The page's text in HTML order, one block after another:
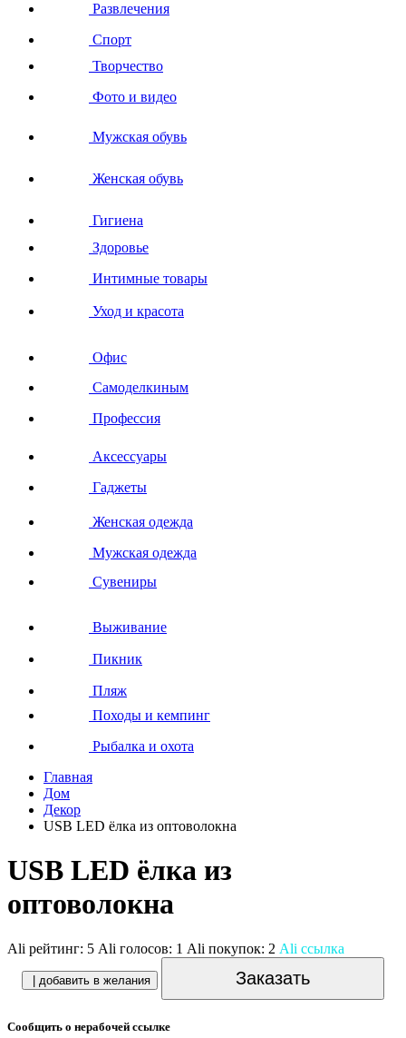
Развлечения
Спорт
Творчество
Фото и видео
Мужская обувь
Женская обувь
Гигиена
Здоровье
Интимные товары
Уход и красота
Офис
Самоделкиным
Профессия
Аксессуары
Гаджеты
Женская одежда
Мужская одежда
Сувениры
Выживание
Пикник
Пляж
Походы и кемпинг
Рыбалка и охота
Главная
Дом
Декор
USB LED ёлка из оптоволокна
USB LED ёлка из
оптоволокна
Ali рейтинг: 5 Ali голосов: 1 Ali покупок: 2 Ali ссылка
| добавить в желания Заказать
Сообщить о нерабочей ссылке